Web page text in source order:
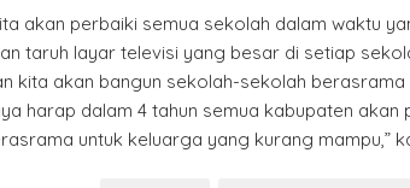
akan perbaiki semua sekolah dalam waktu
taruh layar televisi yang besar di setiap
kita akan bangun sekolah-sekolah berasrama
harap dalam 4 tahun semua kabupaten akan
untuk keluarga yang kurang mampu,”